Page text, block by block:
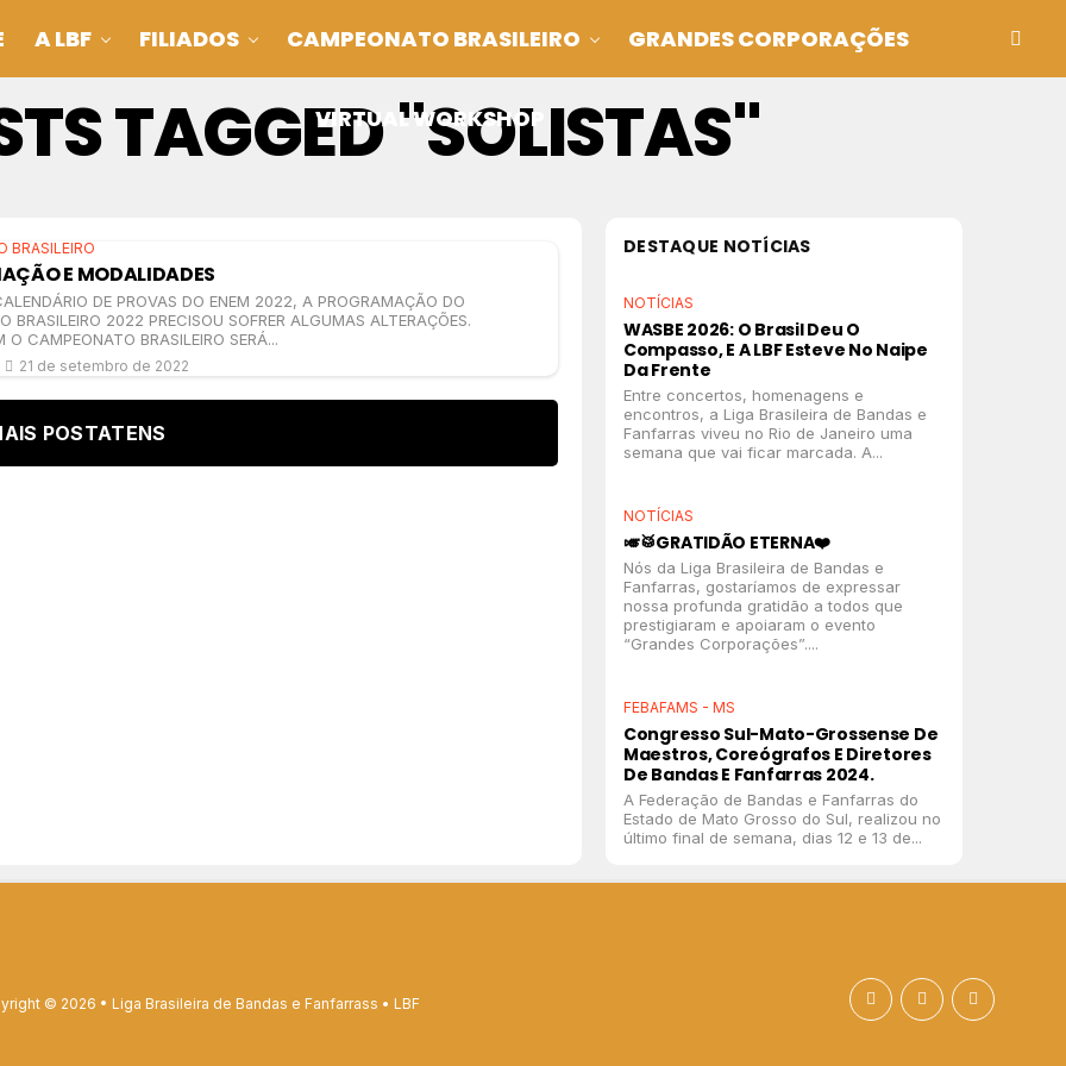
A LBF FILIADOS CAMPEONATO BRASILEIRO GRANDES CORPORAÇÕES
VIRTUAL WORKSHOP
TAGGED "SOLISTAS"
BRASILEIRO
E MODALIDADES
DE PROVAS DO ENEM 2022, A PROGRAMAÇÃO DO
BRASILEIRO 2022 PRECISOU SOFRER ALGUMAS ALTERAÇÕES.
O CAMPEONATO BRASILEIRO SERÁ...
21 de setembro de 2022
POSTATENS
DESTAQUE NOTÍCIAS
NOTÍCIAS
WASBE 2026: O Brasil Deu O
Compasso, E A LBF Esteve No Naipe
Da Frente
Entre concertos, homenagens e
encontros, a Liga Brasileira de Bandas e
Fanfarras viveu no Rio de Janeiro uma
semana que vai ficar marcada. A...
NOTÍCIAS
🎺🥁GRATIDÃO ETERNA❤️
Nós da Liga Brasileira de Bandas e
Fanfarras, gostaríamos de expressar
nossa profunda gratidão a todos que
prestigiaram e apoiaram o evento
“Grandes Corporações”....
FEBAFAMS - MS
Congresso Sul-Mato-Grossense De
Maestros, Coreógrafos E Diretores
De Bandas E Fanfarras 2024.
A Federação de Bandas e Fanfarras do
Estado de Mato Grosso do Sul, realizou no
último final de semana, dias 12 e 13 de...
© 2026 • Liga Brasileira de Bandas e Fanfarrass • LBF